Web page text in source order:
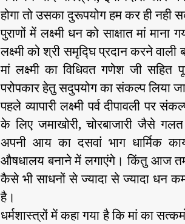
होगा तो उसका दुरूपयोग हम कर ही नही
पुराणों में लक्ष्मी धन को साक्षात मां
लक्ष्मी को श्री समृद्घि प्रदान करने वाली
मां लक्ष्मी का विधिवत गणेश जी
परोपकार हेतु सदुपयोग का संकल्प लिया
पहले व्यापारी लक्ष्मी पर्व दीपावली
के लिए जमाखोरी, चोरबाजारी जैसे
अपनी आय का दसवां भाग धार्मिक
औषधालय बनाने में लगाएंगे। किंतु आज
कैसे भी साधनों से ज्यादा से ज्यादा धन
है।
धर्मशास्त्रों में कहा गया है कि मां का